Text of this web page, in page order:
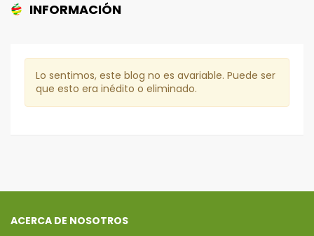
INFORMACIÓN
Lo sentimos, este blog no es avariable. Puede ser
que esto era inédito o eliminado.
ACERCA DE NOSOTROS